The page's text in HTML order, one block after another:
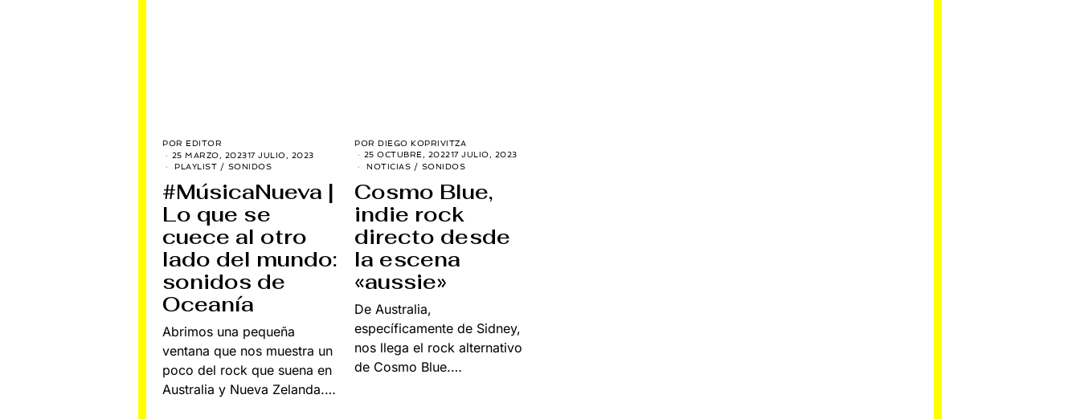
POR EDITOR
25 MARZO, 202317 JULIO, 2023
PLAYLIST / SONIDOS
#MúsicaNueva |
Lo que se
cuece al otro
lado del mundo:
sonidos de
Oceanía
Abrimos una pequeña
ventana que nos muestra un
poco del rock que suena en
Australia y Nueva Zelanda.…
POR DIEGO KOPRIVITZA
25 OCTUBRE, 202217 JULIO, 2023
NOTICIAS / SONIDOS
Cosmo Blue,
indie rock
directo desde
la escena
«aussie»
De Australia,
específicamente de Sidney,
nos llega el rock alternativo
de Cosmo Blue.…